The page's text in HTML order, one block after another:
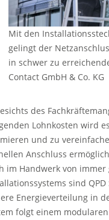
Mit den
gelingt der
in schwer zu
Contact GmbH & Co. KG
des
Lohnkosten wird
und zu
Anschluss
im Handwerk von immer
sind QPD
Energieverteilung in
folgt einem